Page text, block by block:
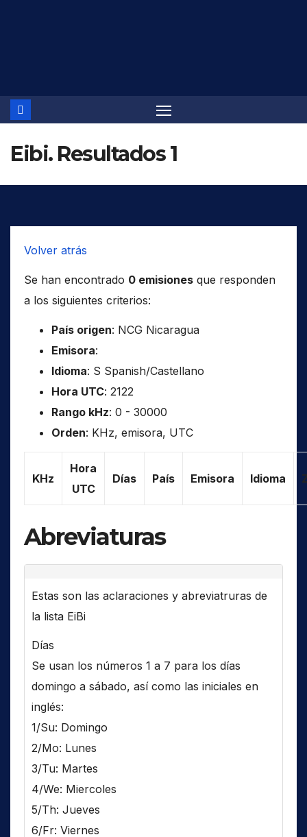
Eibi. Resultados 1
Volver atrás
Se han encontrado 0 emisiones que responden
a los siguientes criterios:
País origen: NCG Nicaragua
Emisora:
Idioma: S Spanish/Castellano
Hora UTC: 2122
Rango kHz: 0 - 30000
Orden: KHz, emisora, UTC
KHz
Hora
UTC
Días País Emisora Idioma
Abreviaturas
Estas son las aclaraciones y abreviatruras de
la lista EiBi
Días
Se usan los números 1 a 7 para los días
domingo a sábado, así como las iniciales en
inglés:
1/Su: Domingo
2/Mo: Lunes
3/Tu: Martes
4/We: Miercoles
5/Th: Jueves
6/Fr: Viernes